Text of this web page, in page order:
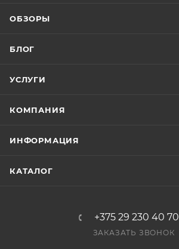
ОБЗОРЫ
БЛОГ
УСЛУГИ
КОМПАНИЯ
ИНФОРМАЦИЯ
КАТАЛОГ
+375 29 230 40 70
ЗАКАЗАТЬ ЗВОНОК